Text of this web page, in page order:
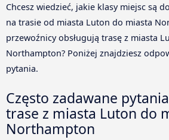
Chcesz wiedzieć, jakie klasy miejsc są
na trasie od miasta Luton do miasta
przewoźnicy obsługują trasę z miasta
Northampton? Poniżej znajdziesz
pytania.
Często zadawane
trase z miasta Luton do
Northampton